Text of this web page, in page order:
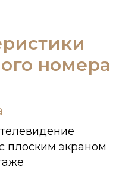
номера
плоским экраном